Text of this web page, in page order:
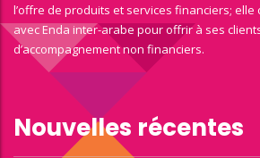
l’offre de produits et services financiers;
avec Enda inter-arabe pour offrir à ses
d’accompagnement non financiers.
Nouvelles récentes